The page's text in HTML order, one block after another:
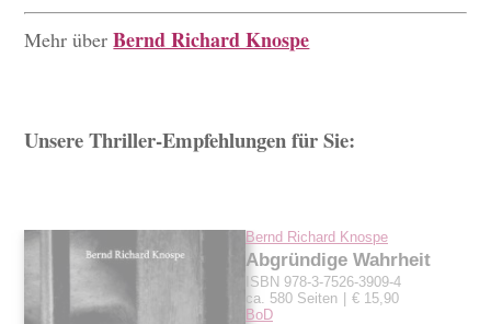
Mehr überBernd Richard Knospe
Unsere Thriller-Empfehlungen für Sie:
Bernd Richard Knospe
Abgründige Wahrheit
ISBN 978-3-7526-3909-4
ca. 580 Seiten
€ 15,90
BoD